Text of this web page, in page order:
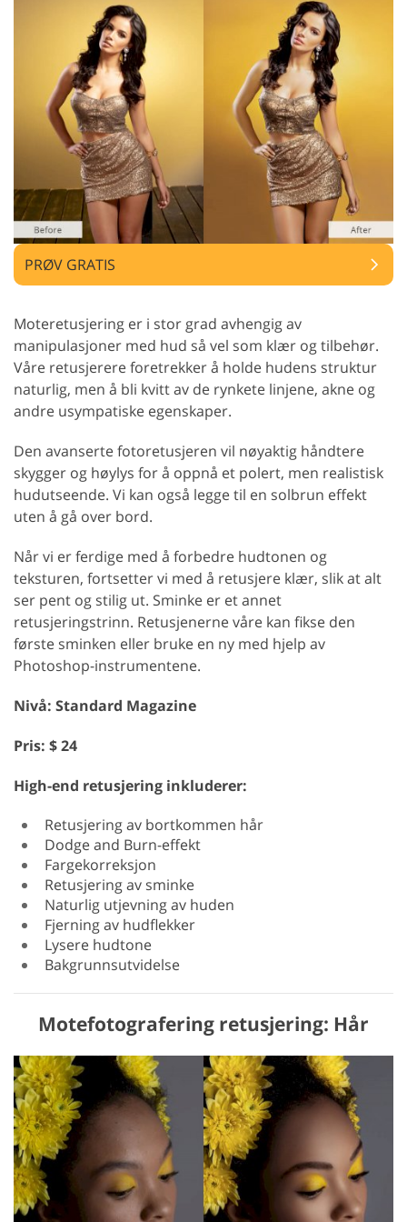
PRØV GRATIS
Moteretusjering er i stor grad avhengig av
manipulasjoner med hud så vel som klær og tilbehør.
Våre retusjerere foretrekker å holde hudens struktur
naturlig, men å bli kvitt av de rynkete linjene, akne og
andre usympatiske egenskaper.
Den avanserte fotoretusjeren vil nøyaktig håndtere
skygger og høylys for å oppnå et polert, men realistisk
hudutseende. Vi kan også legge til en solbrun effekt
uten å gå over bord.
Når vi er ferdige med å forbedre hudtonen og
teksturen, fortsetter vi med å retusjere klær, slik at alt
ser pent og stilig ut. Sminke er et annet
retusjeringstrinn. Retusjenerne våre kan fikse den
første sminken eller bruke en ny med hjelp av
Photoshop-instrumentene.
Nivå: Standard Magazine
Pris: $ 24
High-end retusjering inkluderer:
Retusjering av bortkommen hår
Dodge and Burn-effekt
Fargekorreksjon
Retusjering av sminke
Naturlig utjevning av huden
Fjerning av hudflekker
Lysere hudtone
Bakgrunnsutvidelse
Motefotografering retusjering: Hår